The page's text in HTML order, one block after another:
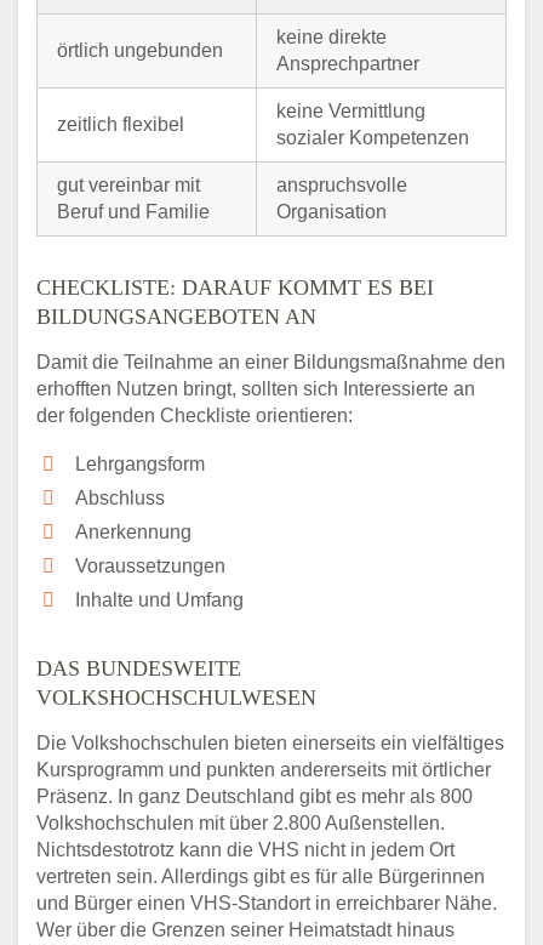
örtlich ungebunden
keine direkte
Ansprechpartner
zeitlich flexibel
keine Vermittlung
sozialer Kompetenzen
gut vereinbar mit
Beruf und Familie
anspruchsvolle
Organisation
CHECKLISTE: DARAUF KOMMT ES BEI
BILDUNGSANGEBOTEN AN
Damit die Teilnahme an einer Bildungsmaßnahme den
erhofften Nutzen bringt, sollten sich Interessierte an
der folgenden Checkliste orientieren:
Lehrgangsform
Abschluss
Anerkennung
Voraussetzungen
Inhalte und Umfang
DAS BUNDESWEITE
VOLKSHOCHSCHULWESEN
Die Volkshochschulen bieten einerseits ein vielfältiges
Kursprogramm und punkten andererseits mit örtlicher
Präsenz. In ganz Deutschland gibt es mehr als 800
Volkshochschulen mit über 2.800 Außenstellen.
Nichtsdestotrotz kann die VHS nicht in jedem Ort
vertreten sein. Allerdings gibt es für alle Bürgerinnen
und Bürger einen VHS-Standort in erreichbarer Nähe.
Wer über die Grenzen seiner Heimatstadt hinaus